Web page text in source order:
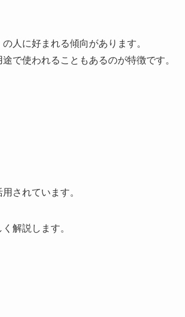
人に好まれる傾向があります。
で使われることもあるのが特徴です。
されています。
解説します。